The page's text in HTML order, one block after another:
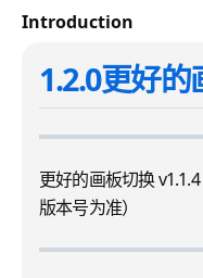
Introduction
1.2.0更好
更好的画板切换
版本号为准）